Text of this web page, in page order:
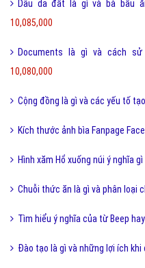
Dâu da đất là gì và bà bầu
10,085,000
Documents là gì và cách
10,080,000
Cộng đồng là gì và các yếu tố
Kích thước ảnh bìa Fanpage
Hình xăm Hổ xuống núi ý nghĩa
Chuỗi thức ăn là gì và phân loại
Tìm hiểu ý nghĩa của từ Beep
Đào tạo là gì và những lợi ích